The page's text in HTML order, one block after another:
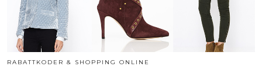
RABATTKODER & SHOPPING ONLINE